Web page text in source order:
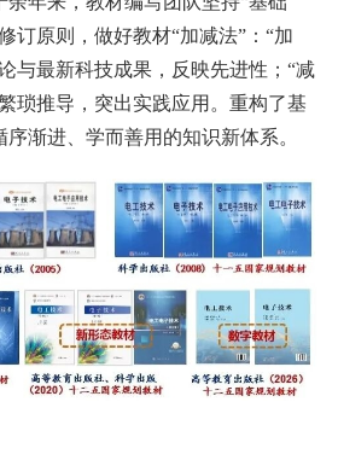
订原则，做好教材“加减法”：“加
与最新科技成果，反映先进性；“减
琐推导，突出实践应用。重构了基
渐进、学而善用的知识新体系。